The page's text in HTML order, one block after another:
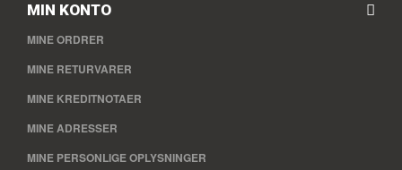
MIN KONTO
MINE ORDRER
MINE RETURVARER
MINE KREDITNOTAER
MINE ADRESSER
MINE PERSONLIGE OPLYSNINGER